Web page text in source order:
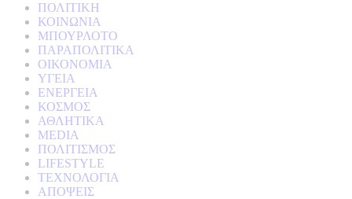
ΠΟΛΙΤΙΚΗ
ΚΟΙΝΩΝΙΑ
ΜΠΟΥΡΛΟΤΟ
ΠΑΡΑΠΟΛΙΤΙΚΑ
ΟΙΚΟΝΟΜΙΑ
ΥΓΕΙΑ
ΕΝΕΡΓΕΙΑ
ΚΟΣΜΟΣ
ΑΘΛΗΤΙΚΑ
MEDIA
ΠΟΛΙΤΙΣΜΟΣ
LIFESTYLE
ΤΕΧΝΟΛΟΓΙΑ
ΑΠΟΨΕΙΣ